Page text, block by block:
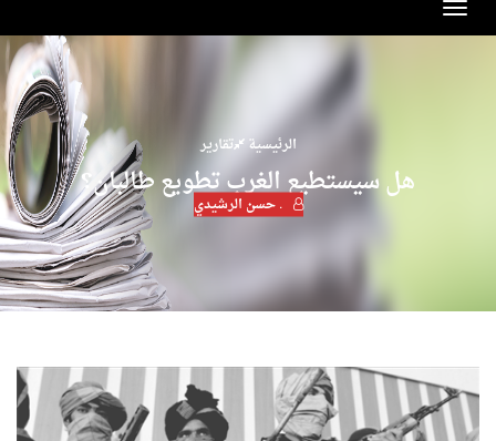
Toggle
navigation
الرئيسية تقارير
هل سيستطيع الغرب تطويع طالبان؟
. حسن الرشيدي